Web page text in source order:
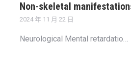
Non-skeletal
2024 年 11 月 22 日
Neurological Mental retardatio…